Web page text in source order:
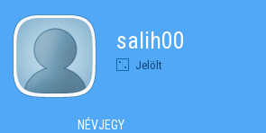
salih00
Jelölt
NÉVJEGY